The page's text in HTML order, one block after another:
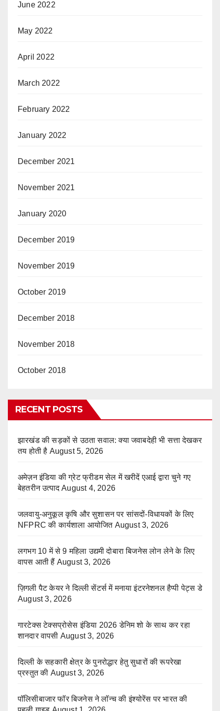
June 2022
May 2022
April 2022
March 2022
February 2022
January 2022
December 2021
November 2021
January 2020
December 2019
November 2019
October 2019
December 2018
November 2018
October 2018
RECENT POSTS
झारखंड की सड़कों से उठता सवाल: क्या जवाबदेही भी सत्ता देखकर
तय होती है August 5, 2026
अमेज़न इंडिया की ग्रेट फ्रीडम सेल में खरीदें एआई द्वारा चुने गए
बेहतरीन उत्पाद August 4, 2026
जलवायु-अनुकूल कृषि और सुशासन पर सांसदों-विधायकों के लिए
NFPRC की कार्यशाला आयोजित August 3, 2026
लगभग 10 में से 9 महिला उद्यमी दोबारा बिजनेस लोन लेने के लिए
वापस आती हैं August 3, 2026
ज़िगली पैट केयर ने दिल्ली सेंटर्स में मनाया इंटरनेशनल हैप्पी पेट्स डे
August 3, 2026
गारटेक्स टेक्सप्रोसेस इंडिया 2026 डेनिम शो के साथ कर रहा
शानदार वापसी August 3, 2026
दिल्ली के सहकारी क्षेत्र के पुनरोद्धार हेतु सुधारों की रूपरेखा
प्रस्तुत की August 3, 2026
पॉलिसीबाजार फॉर बिजनेस ने लॉन्च की इंश्योरेंस पर भारत की